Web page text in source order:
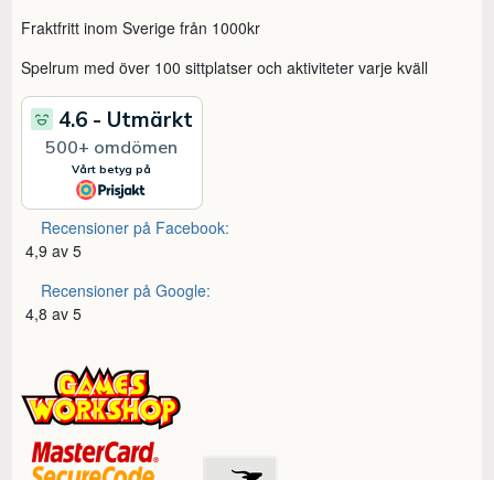
Fraktfritt inom Sverige från 1000kr
Spelrum med över 100 sittplatser och aktiviteter varje kväll
Recensioner på Facebook:
4,9 av 5
Recensioner på Google:
4,8 av 5